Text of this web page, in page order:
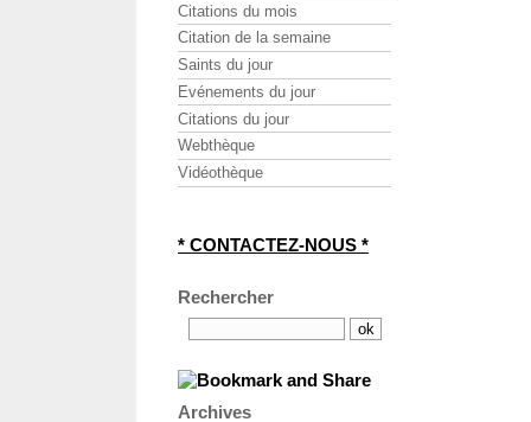
Citations du mois
Citation de la semaine
Saints du jour
Evénements du jour
Citations du jour
Webthèque
Vidéothèque
* CONTACTEZ-NOUS *
Rechercher
Archives